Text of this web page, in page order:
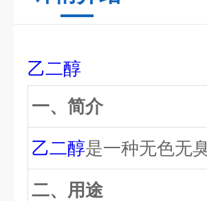
乙二醇
一、简介
乙二醇是一种无色无
二、用途